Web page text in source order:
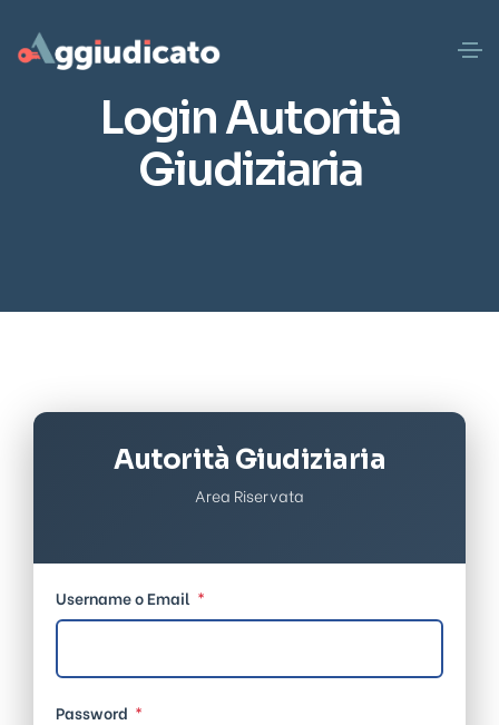
Login Autorità
Giudiziaria
Autorità Giudiziaria
Area Riservata
Username o Email *
Password *